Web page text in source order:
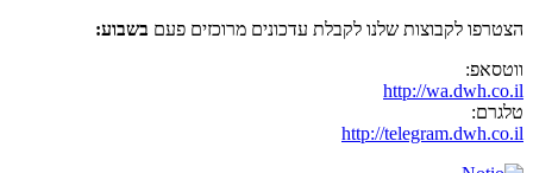
הצטרפו לקבוצות שלנו לקבלת עדכונים מרוכזים פעם בשבוע:
ווטסאפ:
http://wa.dwh.co.il
טלגרם:
http://telegram.dwh.co.il